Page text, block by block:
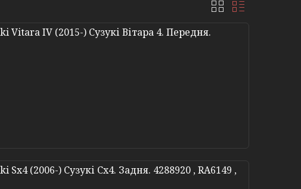
Vitara IV (2015-) Сузукі Вітара 4. Передня.
Sx4 (2006-) Сузукі Сх4. Задня. 4288920 , RA6149 ,